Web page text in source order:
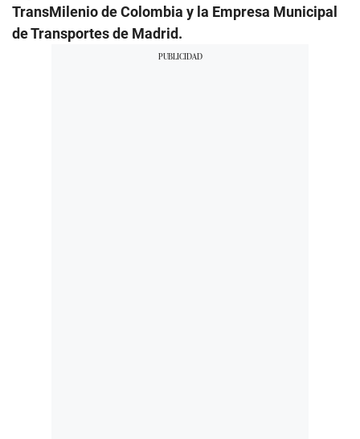
TransMilenio de Colombia y la Empresa Municipal
de Transportes de Madrid.